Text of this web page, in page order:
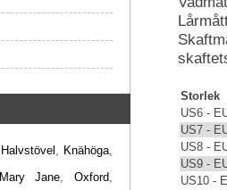
Storlek
US6 -
US7 -
US8 -
US9 -
US10 -
Halvstövel , Knähöga,
Mary Jane, Oxford,